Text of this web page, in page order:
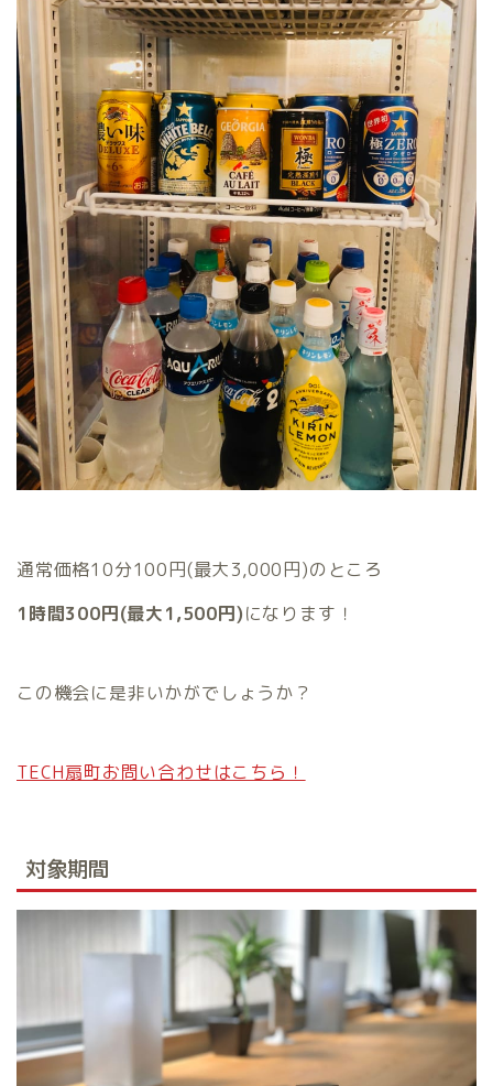
通常価格10分100円(最大3,000円)のところ
1時間300円(最大1,500円)になります！
この機会に是非いかがでしょうか？
TECH扇町お問い合わせはこちら！
対象期間